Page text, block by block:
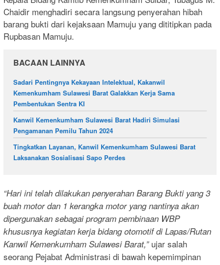
Chaidir menghadiri secara langsung penyerahan hibah
barang bukti dari kejaksaan Mamuju yang dititipkan pada
Rupbasan Mamuju.
BACAAN LAINNYA
Sadari Pentingnya Kekayaan Intelektual, Kakanwil
Kemenkumham Sulawesi Barat Galakkan Kerja Sama
Pembentukan Sentra KI
Kanwil Kemenkumham Sulawesi Barat Hadiri Simulasi
Pengamanan Pemilu Tahun 2024
Tingkatkan Layanan, Kanwil Kemenkumham Sulawesi Barat
Laksanakan Sosialisasi Sapo Perdes
“Hari ini telah dilakukan penyerahan Barang Bukti yang 3
buah motor dan 1 kerangka motor yang nantinya akan
dipergunakan sebagai program pembinaan WBP
khususnya kegiatan kerja bidang otomotif di Lapas/Rutan
Kanwil Kemenkumham Sulawesi Barat,”ujar salah
seorang Pejabat Administrasi di bawah kepemimpinan